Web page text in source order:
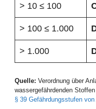
> 10 ≤ 100
> 100 ≤ 1.000
> 1.000
Quelle: Verordnung über
wassergefährdenden
§ 39 Gefährdungsstufen von